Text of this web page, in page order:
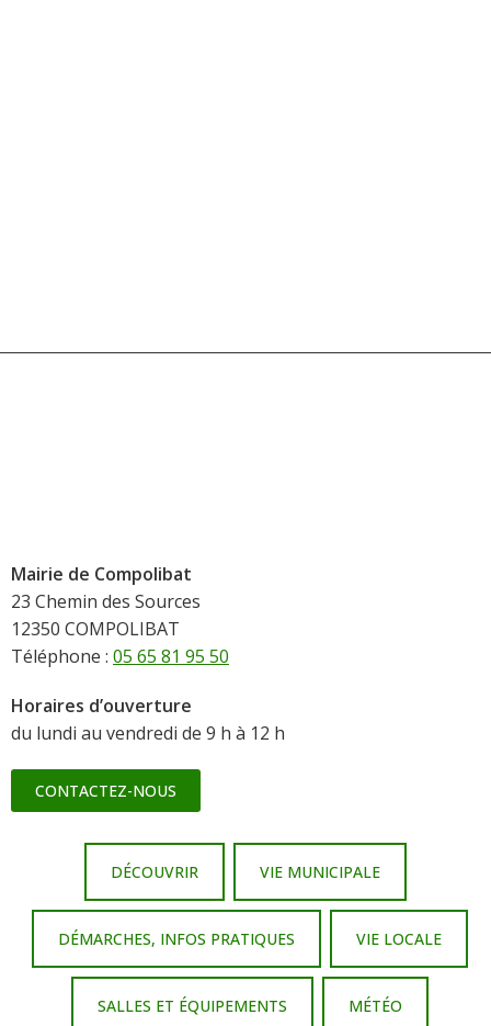
Mairie de Compolibat
23 Chemin des Sources
12350 COMPOLIBAT
Téléphone : 05 65 81 95 50
Horaires d’ouverture
du lundi au vendredi de 9 h à 12 h
CONTACTEZ-NOUS
DÉCOUVRIR VIE MUNICIPALE
DÉMARCHES, INFOS PRATIQUES VIE LOCALE
SALLES ET ÉQUIPEMENTS MÉTÉO